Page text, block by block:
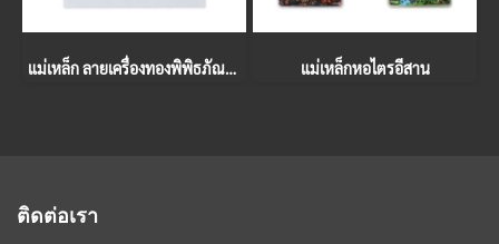
แม่เหล็ก ลายเครื่องทองพิพิธภัณฑ์เจ้าสามพระยา แม่เหล็กหอไตรอีสาน
ติดต่อเรา